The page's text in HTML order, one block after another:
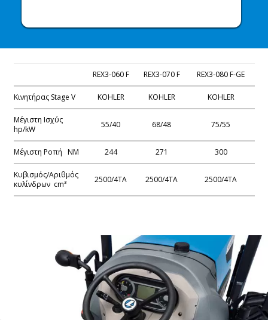
REX3-060 F REX3-070 F REX3-080 F-GE
Κινητήρας Stage V KOHLER KOHLER KOHLER
Μέγιστη Ισχύς
hp/kW
55/40 68/48 75/55
Μέγιστη Ροπή NM 244 271 300
Κυβισμός/Αριθμός
κυλίνδρων cm³
2500/4TA 2500/4TA 2500/4TA